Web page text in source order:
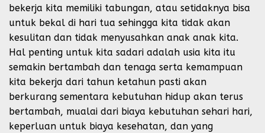
bekerja kita memiliki tabungan, atau setidaknya bisa
untuk bekal di hari tua sehingga kita tidak akan
kesulitan dan tidak menyusahkan anak anak kita.
Hal penting untuk kita sadari adalah usia kita itu
semakin bertambah dan tenaga serta kemampuan
kita bekerja dari tahun ketahun pasti akan
berkurang sementara kebutuhan hidup akan terus
bertambah, mualai dari biaya kebutuhan sehari hari,
keperluan untuk biaya kesehatan, dan yang